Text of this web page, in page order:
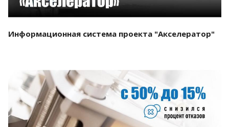
Информационная система проекта "Акселератор"